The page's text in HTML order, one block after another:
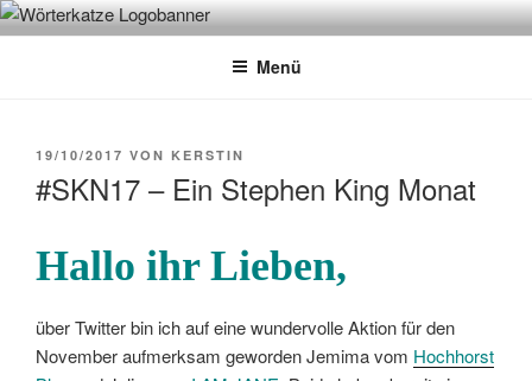
Zum
InhaltWÖRTERKATZE
Von Büchern erzählen
Menü
VERÖFFENTLICHT
19/10/2017 VON KERSTIN
#SKN17 – Ein Stephen King Monat
Hallo ihr Lieben,
über Twitter bin ich auf eine wundervolle Aktion für den
November aufmerksam geworden Jemima vom Hochhorst